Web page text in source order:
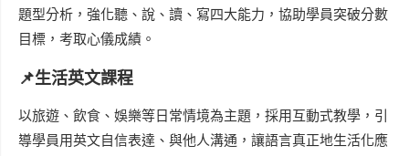
題型分析，強化聽、說、讀、寫四大能力，協助學員突破分數
目標，考取心儀成績。
📌生活英文課程
以旅遊、飲食、娛樂等日常情境為主題，採用互動式教學，引
導學員用英文自信表達、與他人溝通，讓語言真正地生活化應